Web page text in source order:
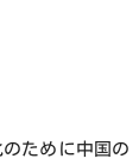
ために中国の